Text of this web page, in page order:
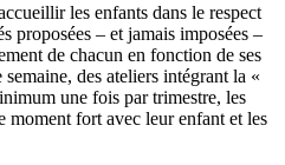
les enfants dans le respect
proposées – et jamais imposées –
de chacun en fonction de ses
des ateliers intégrant la «
une fois par trimestre, les
moment fort avec leur enfant et les